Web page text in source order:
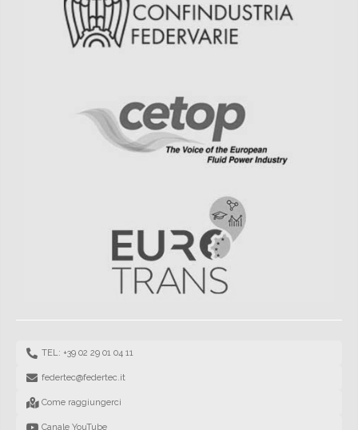
TEL: +39 02 29 01 04 11
federtec@federtec.it
Come raggiungerci
Canale YouTube